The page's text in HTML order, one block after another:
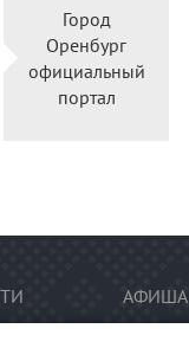
Город
Оренбург
официальный
портал
АФИША